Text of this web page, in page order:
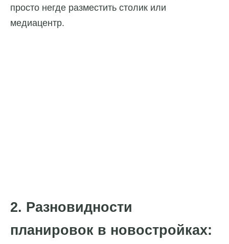
просто негде разместить столик или
медиацентр.
2. Разновидности
планировок в новостройках: